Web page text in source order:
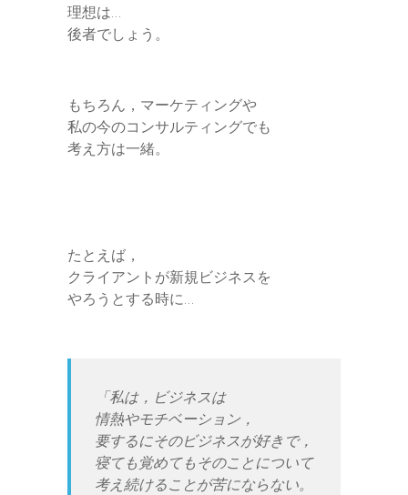
理想は…
後者でしょう。
もちろん，マーケティングや
私の今のコンサルティングでも
考え方は一緒。
たとえば，
クライアントが新規ビジネスを
やろうとする時に…
「私は，ビジネスは
情熱やモチベーション，
要するにそのビジネスが好きで，
寝ても覚めてもそのことについて
考え続けることが苦にならない。